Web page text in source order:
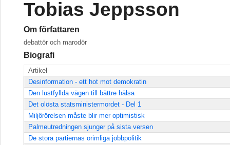
Tobias Jeppsson
Om författaren
debattör och marodör
Biografi
Artikel
Desinformation - ett hot mot demokratin
Den lustfyllda vägen till bättre hälsa
Det olösta statsministermordet - Del 1
Miljörörelsen måste blir mer optimistisk
Palmeutredningen sjunger på sista versen
De stora partiernas orimliga jobbpolitik